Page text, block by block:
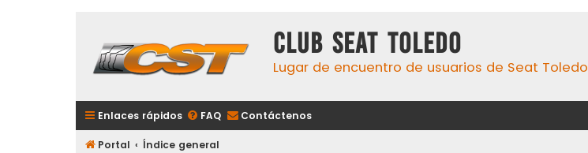
Club Seat Toledo
Lugar de encuentro de usuarios de Seat Toledo
Enlaces rápidos FAQ Contáctenos
Portal Índice general